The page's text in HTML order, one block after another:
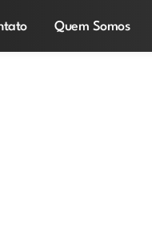
Quem Somos